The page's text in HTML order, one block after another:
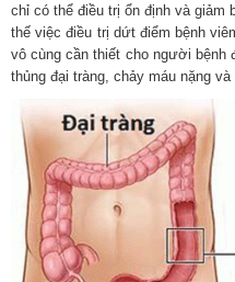
chỉ có thể điều trị ổn định và
thế việc điều trị dứt điểm bệnh
vô cùng cần thiết cho người bệnh
thủng đại tràng, chảy máu nặng